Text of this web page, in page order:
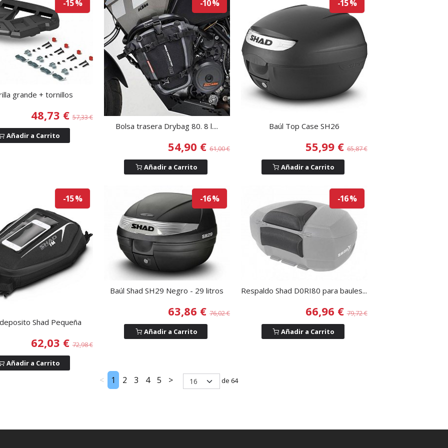
-15 %
grande + tornillos
48,73 €57,33 €
Añadir a Carrito
-10 %
Bolsa trasera Drybag 80. 8 l....
54,90 €61,00 €
Añadir a Carrito
-15 %
Baúl Top Case SH26
55,99 €65,87 €
Añadir a Carrito
-15 %
Shad Pequeña
62,03 €72,98 €
Añadir a Carrito
-16 %
Baúl Shad SH29 Negro - 29 litros
63,86 €76,02 €
Añadir a Carrito
-16 %
Respaldo Shad D0RI80 para baules...
66,96 €79,72 €
Añadir a Carrito
< 1 2 3 4 5 > de 64